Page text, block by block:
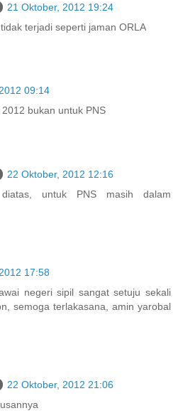
21 Oktober, 2012 19:24
terjadi seperti jaman ORLA
09:14
bukan untuk PNS
22 Oktober, 2012 12:16
untuk PNS masih dalam
17:58
negeri sipil sangat setuju sekali
semoga terlakasana, amin yarobal
22 Oktober, 2012 21:06